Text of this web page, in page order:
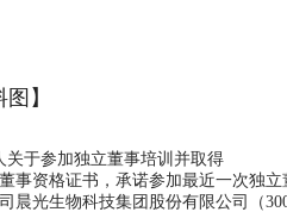
图】
人关于参加独立董事培训并
格证书，承诺参加最近一次独立
光生物科技集团股份有限公司（